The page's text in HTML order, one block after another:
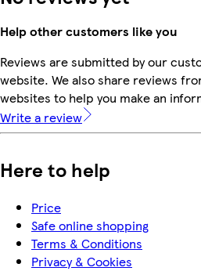
Help other customers like you
Reviews are submitted by our
website. We also share reviews
websites to help you make an
Write a review
Here to help
Price
Safe online shopping
Terms & Conditions
Privacy & Cookies